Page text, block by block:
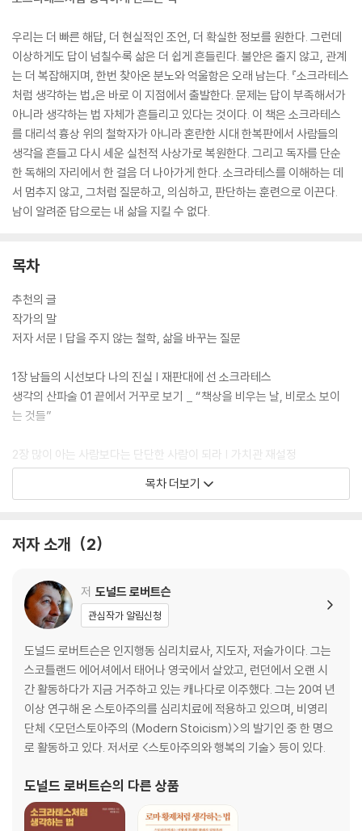
우리는 더 빠른 해답, 더 현실적인 조언, 더 확실한 정보를 원한다. 그런데
이상하게도 답이 넘칠수록 삶은 더 쉽게 흔들린다. 불안은 줄지 않고, 관계
는 더 복잡해지며, 한번 찾아온 분노와 억울함은 오래 남는다. 『소크라테스
처럼 생각하는 법』은 바로 이 지점에서 출발한다. 문제는 답이 부족해서가
아니라 생각하는 법 자체가 흔들리고 있다는 것이다. 이 책은 소크라테스
를 대리석 흉상 위의 철학자가 아니라 혼란한 시대 한복판에서 사람들의
생각을 흔들고 다시 세운 실천적 사상가로 복원한다. 그리고 독자를 단순
한 독해의 자리에서 한 걸음 더 나아가게 한다. 소크라테스를 이해하는 데
서 멈추지 않고, 그처럼 질문하고, 의심하고, 판단하는 훈련으로 이끈다.
남이 알려준 답으로는 내 삶을 지킬 수 없다.
목차
추천의 글
작가의 말
저자 서문 | 답을 주지 않는 철학, 삶을 바꾸는 질문
1장 남들의 시선보다 나의 진실 | 재판대에 선 소크라테스
생각의 산파술 01 끝에서 거꾸로 보기 _ “책상을 비우는 날, 비로소 보이
는 것들”
2장 많이 아는 사람보다는 단단한 사람이 되라 | 가치관 재설정
생각의 산파술 02 항상 좋은가 묻기 _ “남이 정해준 성공 말고, 내 삶의 기
생각의 산파술 03 기준을 나에게 돌리기 _ “남을 판단하던 눈으로 먼저 나
4장 나의 무지를 인정하라 | 메타인지를 높이는 문답법
생각의 산파술 04 예외로 생각 흔들기 _ “절대적으로 옳다고 믿어온 생각
에 작은 균열을 내는 질문”
5장 감정에 속지 말고 결과를 계산하라 | 인생 손익 분석
생각의 산파술 05 결과를 먼저 계산하기 _ “눈앞의 쾌락보다, 끝에 남을
대가를 먼저 보는 질문”
생각의 산파술 06 내 이름으로 나를 부르기 _ “감정에서 한 걸음 물러나
나를 다시 보는 법”
목차 더보기
저자 소개 2
저 도널드 로버트슨
관심작가 알림신청
도널드 로버트슨은 인지행동 심리치료사, 지도자, 저술가이다. 그는
스코틀랜드 에어셔에서 태어나 영국에서 살았고, 런던에서 오랜 시
간 활동하다가 지금 거주하고 있는 캐나다로 이주했다. 그는 20여 년
이상 연구해 온 스토아주의를 심리치료에 적용하고 있으며, 비영리
단체 <모던스토아주의 (Modern Stoicism)>의 발기인 중 한 명으
로 활동하고 있다. 저서로 <스토아주의와 행복의 기술> 등이 있다.
도널드 로버트슨의 다른 상품